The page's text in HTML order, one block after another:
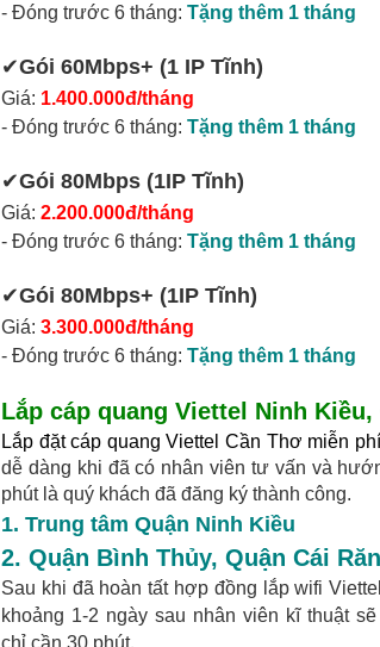
- Đóng trước 6 tháng: Tặng thêm 1 tháng
✔‎Gói 60Mbps+ (1 IP Tĩnh)
Giá: 1.400.000đ/tháng
- Đóng trước 6 tháng: Tặng thêm 1 tháng
✔‎Gói 80Mbps (1IP Tĩnh)
Giá: 2.200.000đ/tháng
- Đóng trước 6 tháng: Tặng thêm 1 tháng
✔‎Gói 80Mbps+ (1IP Tĩnh)
Giá: 3.300.000đ/tháng
- Đóng trước 6 tháng: Tặng thêm 1 tháng
Lắp cáp quang Viettel Ninh Kiều,
Lắp đặt cáp quang Viettel Cần Thơ miễn phí
dễ dàng khi đã có nhân viên tư vấn và
phút là quý khách đã đăng ký thành công.
1. Trung tâm Quận Ninh Kiều
2. Quận Bình Thủy, Quận Cái
Sau khi đã hoàn tất hợp đồng lắp wifi
khoảng 1-2 ngày sau nhân viên kĩ thuật
chỉ cần 30 phút.